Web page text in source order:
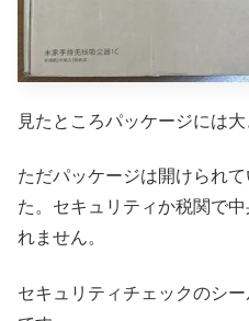
見たところパッケージには
ただパッケージは開けられ
た。セキュリティか税関で
れません。
セキュリティチェックのシ